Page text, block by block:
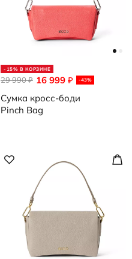
-15% В КОРЗИНЕ
16 999 ₽ -43%
29 990₽
Сумка кросс-боди
Pinch Bag